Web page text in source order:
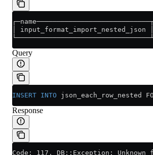
│
Query
INSERT INTO json_each_row_nested
Response
Code: 117. DB::Exception: